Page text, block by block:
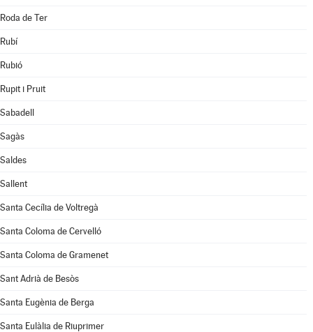
Roda de Ter
Rubí
Rubió
Rupit i Pruit
Sabadell
Sagàs
Saldes
Sallent
Santa Cecília de Voltregà
Santa Coloma de Cervelló
Santa Coloma de Gramenet
Sant Adrià de Besòs
Santa Eugènia de Berga
Santa Eulàlia de Riuprimer